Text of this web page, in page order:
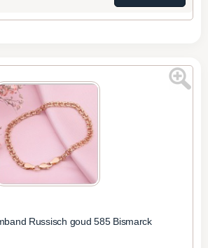
Russisch goud 585 Bismarck